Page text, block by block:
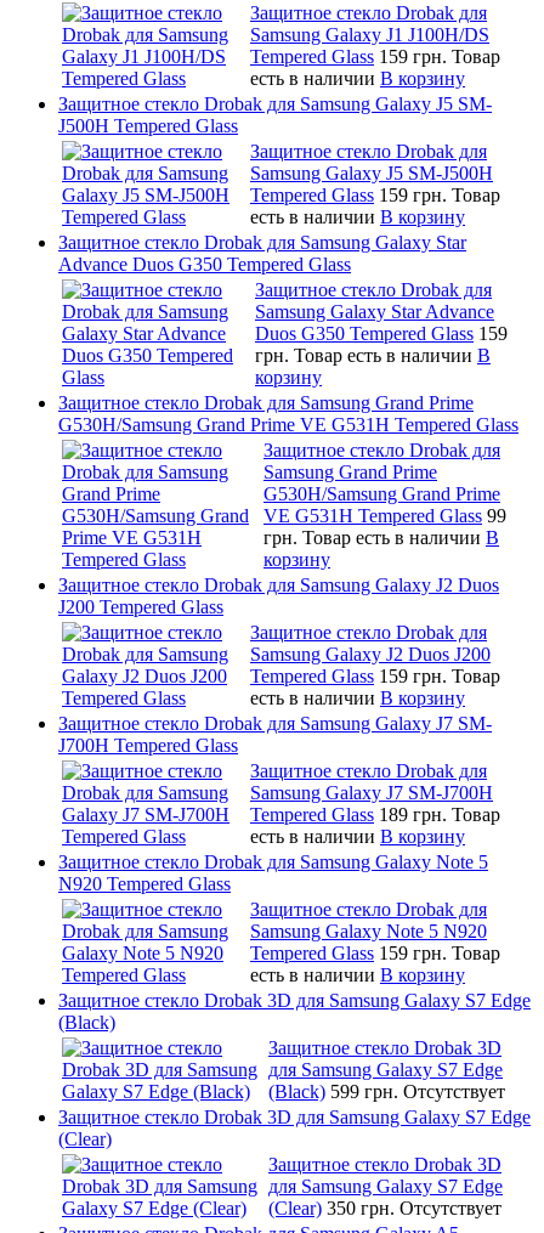
Защитное стекло Drobak для
Samsung Galaxy J1 J100H/DS
Tempered Glass 159 грн. Товар
есть в наличии В корзину
Защитное стекло Drobak для Samsung Galaxy J5 SM-
J500H Tempered Glass
Защитное стекло Drobak для
Samsung Galaxy J5 SM-J500H
Tempered Glass 159 грн. Товар
есть в наличии В корзину
Защитное стекло Drobak для Samsung Galaxy Star
Advance Duos G350 Tempered Glass
Защитное стекло Drobak для
Samsung Galaxy Star Advance
Duos G350 Tempered Glass 159
грн. Товар есть в наличии В
корзину
Защитное стекло Drobak для Samsung Grand Prime
G530H/Samsung Grand Prime VE G531H Tempered Glass
Защитное стекло Drobak для
Samsung Grand Prime
G530H/Samsung Grand Prime
VE G531H Tempered Glass 99
грн. Товар есть в наличии В
корзину
Защитное стекло Drobak для Samsung Galaxy J2 Duos
J200 Tempered Glass
Защитное стекло Drobak для
Samsung Galaxy J2 Duos J200
Tempered Glass 159 грн. Товар
есть в наличии В корзину
Защитное стекло Drobak для Samsung Galaxy J7 SM-
J700H Tempered Glass
Защитное стекло Drobak для
Samsung Galaxy J7 SM-J700H
Tempered Glass 189 грн. Товар
есть в наличии В корзину
Защитное стекло Drobak для Samsung Galaxy Note 5
N920 Tempered Glass
Защитное стекло Drobak для
Samsung Galaxy Note 5 N920
Tempered Glass 159 грн. Товар
есть в наличии В корзину
Защитное стекло Drobak 3D для Samsung Galaxy S7 Edge
(Black)
Защитное стекло Drobak 3D
для Samsung Galaxy S7 Edge
(Black) 599 грн. Отсутствует
Защитное стекло Drobak 3D для Samsung Galaxy S7 Edge
(Clear)
Защитное стекло Drobak 3D
для Samsung Galaxy S7 Edge
(Clear) 350 грн. Отсутствует